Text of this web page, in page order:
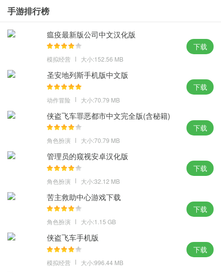
1、多种不同的配置模式，让你在这里使用各种插件提高游戏的体验
2、同时支持正式服以及怀旧服，一键式更新轻松便捷，想安装什么
都只需要一键安装即可
3、多元化多样的WA字符串，便利玩家遴选合适本身的设置，帮助
玩家解决许多问题
4、为您提供最原始、最真实的视觉体验，游戏资讯、精彩游戏视
频、游戏攻略等内容尽在其中
亮点：
1、为泛博魔兽玩家不花钱供给插件办理服务，安装管理方便快捷
2、支持国服反和谐，开启原汁原味模式，支持通过游戏类型以及满
v版，BT版等类型进行查找
3、各种不同的管理模块可以具有更好的协调功能的选择，还能帮助
更新下载游戏
4、覆盖多种你需要的插件工具一键下载，提供各类热们的BT手游的
开服信息查询
优势：
1、各种插件全都不需要任何消费，云端备份一键上传、恢复，网吧
手游排行榜
瘟疫最新版公司中文汉化版
模拟经营 大小:152.56 MB
下载
圣安地列斯手机版中文版
动作冒险 大小:70.79 MB
下载
侠盗飞车罪恶都市中文完全版(含秘籍)
角色扮演 大小:70.79 MB
下载
管理员的窥视安卓汉化版
角色扮演 大小:32.12 MB
下载
苦主救助中心游戏下载
角色扮演 大小:1.15 GB
下载
侠盗飞车手机版
模拟经营 大小:996.44 MB
下载